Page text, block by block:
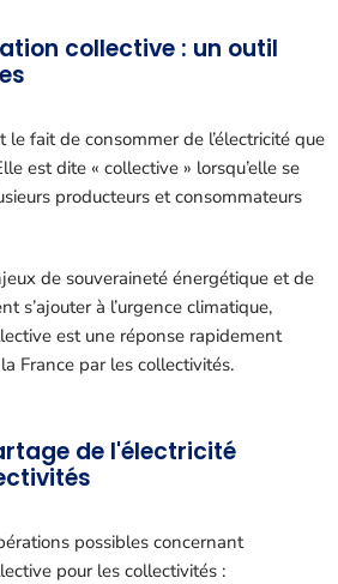
collective : un outil
le fait de consommer de l’électricité que
est dite « collective » lorsqu’elle se
producteurs et consommateurs
de souveraineté énergétique et de
s’ajouter à l’urgence climatique,
est une réponse rapidement
France par les collectivités.
de l'électricité
possibles concernant
pour les collectivités :